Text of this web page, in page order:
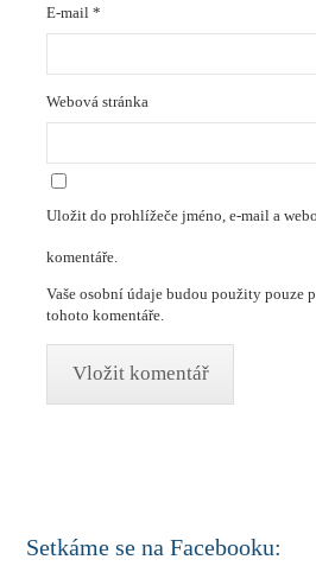
E-mail*
Webová stránka
Uložit do prohlížeče jméno, e-mail a
komentáře.
Vaše osobní údaje budou použity pouze
tohoto komentáře.
Setkáme se na Facebooku: